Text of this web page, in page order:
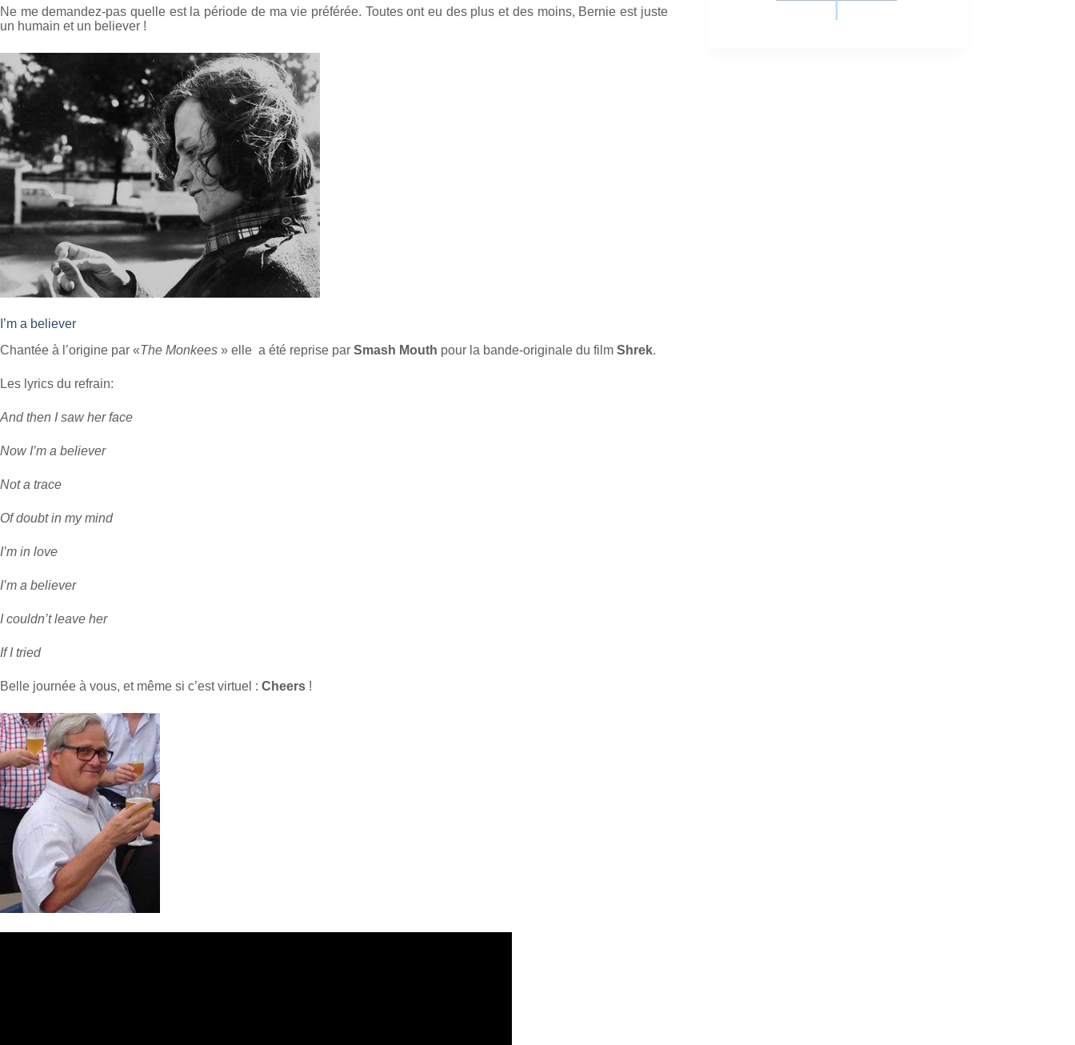
Ne me demandez-pas quelle est la période de ma vie préférée. Toutes ont eu des plus et des moins, Bernie est juste
un humain et un believer !
I’m a believer
Chantée à l’origine par «The Monkees » elle a été reprise par Smash Mouth pour la bande-originale du film Shrek.
Les lyrics du refrain:
And then I saw her face
Now I’m a believer
Not a trace
Of doubt in my mind
I’m in love
I’m a believer
I couldn’t leave her
If I tried
Belle journée à vous, et même si c’est virtuel : Cheers !